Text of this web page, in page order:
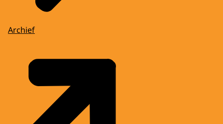
Archief